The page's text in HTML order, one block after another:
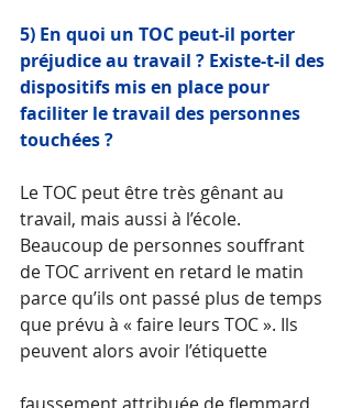
5) En quoi un TOC peut-il porter
préjudice au travail ? Existe-t-il des
dispositifs mis en place pour
faciliter le travail des personnes
touchées ?
Le TOC peut être très gênant au
travail, mais aussi à l’école.
Beaucoup de personnes souffrant
de TOC arrivent en retard le matin
parce qu’ils ont passé plus de temps
que prévu à « faire leurs TOC ». Ils
peuvent alors avoir l’étiquette